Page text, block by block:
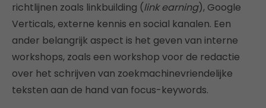
richtlijnen zoals linkbuilding (link earning), Google
Verticals, externe kennis en social kanalen. Een
ander belangrijk aspect is het geven van interne
workshops, zoals een workshop voor de redactie
over het schrijven van zoekmachinevriendelijke
teksten aan de hand van focus-keywords.